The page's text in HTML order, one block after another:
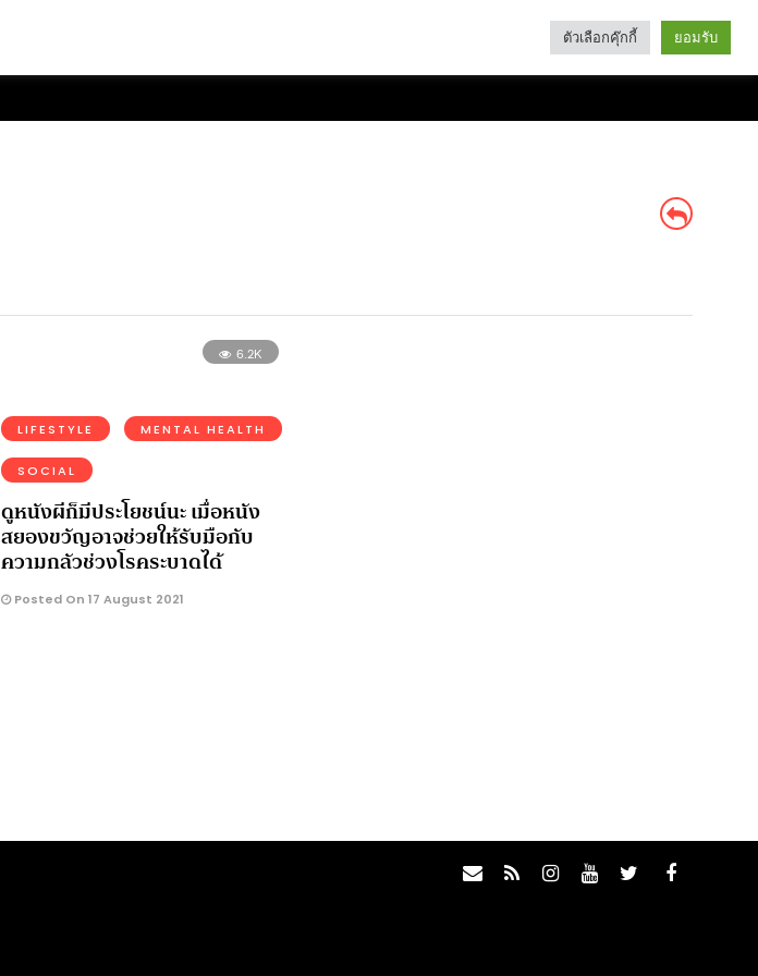
Categories
6.2K
LIFESTYLE MENTAL HEALTH
SOCIAL
ดูหนังผีก็มีประโยชน์นะ เมื่อหนัง
สยองขวัญอาจช่วยให้รับมือกับ
ความกลัวช่วงโรคระบาดได้
Posted On 17 August 2021
ตัวเลือกคุ๊กกี้ ยอมรับ